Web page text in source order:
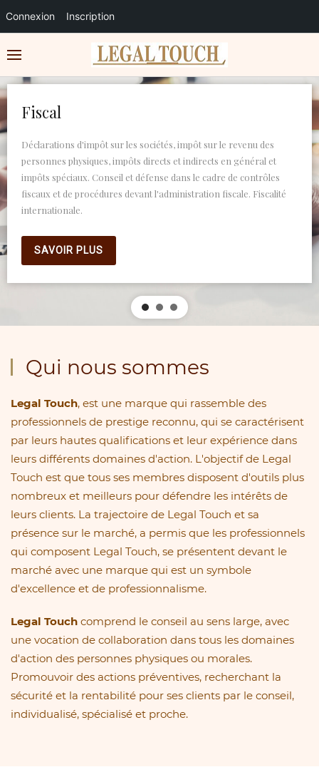
Connexion Inscription
Fiscal
Déclarations d'impôt sur les sociétés, impôt sur le revenu des
personnes physiques, impôts directs et indirects en général et
impôts spéciaux. Conseil et défense dans le cadre de contrôles
fiscaux et de procédures devant l'administration fiscale. Fiscalité
internationale.
SAVOIR PLUS
Qui nous sommes
Legal Touch, est une marque qui rassemble des
professionnels de prestige reconnu, qui se caractérisent
par leurs hautes qualifications et leur expérience dans
leurs différents domaines d'action. L'objectif de Legal
Touch est que tous ses membres disposent d'outils plus
nombreux et meilleurs pour défendre les intérêts de
leurs clients. La trajectoire de Legal Touch et sa
présence sur le marché, a permis que les professionnels
qui composent Legal Touch, se présentent devant le
marché avec une marque qui est un symbole
d'excellence et de professionnalisme.
Legal Touch comprend le conseil au sens large, avec
une vocation de collaboration dans tous les domaines
d'action des personnes physiques ou morales.
Promouvoir des actions préventives, recherchant la
sécurité et la rentabilité pour ses clients par le conseil,
individualisé, spécialisé et proche.